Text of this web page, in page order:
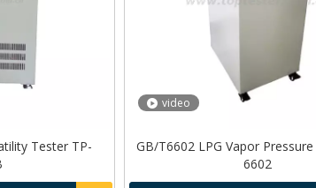
Tester TP-
video
GB/T6602 LPG Vapor
6602